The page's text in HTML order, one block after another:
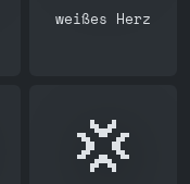
weißes Herz
💢